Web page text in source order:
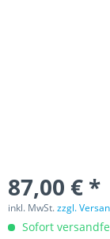
87,00 € *
inkl. MwSt.zzgl.
Sofort